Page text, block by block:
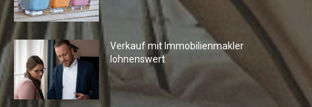
Verkauf mit Immobilienmakler
lohnenswert